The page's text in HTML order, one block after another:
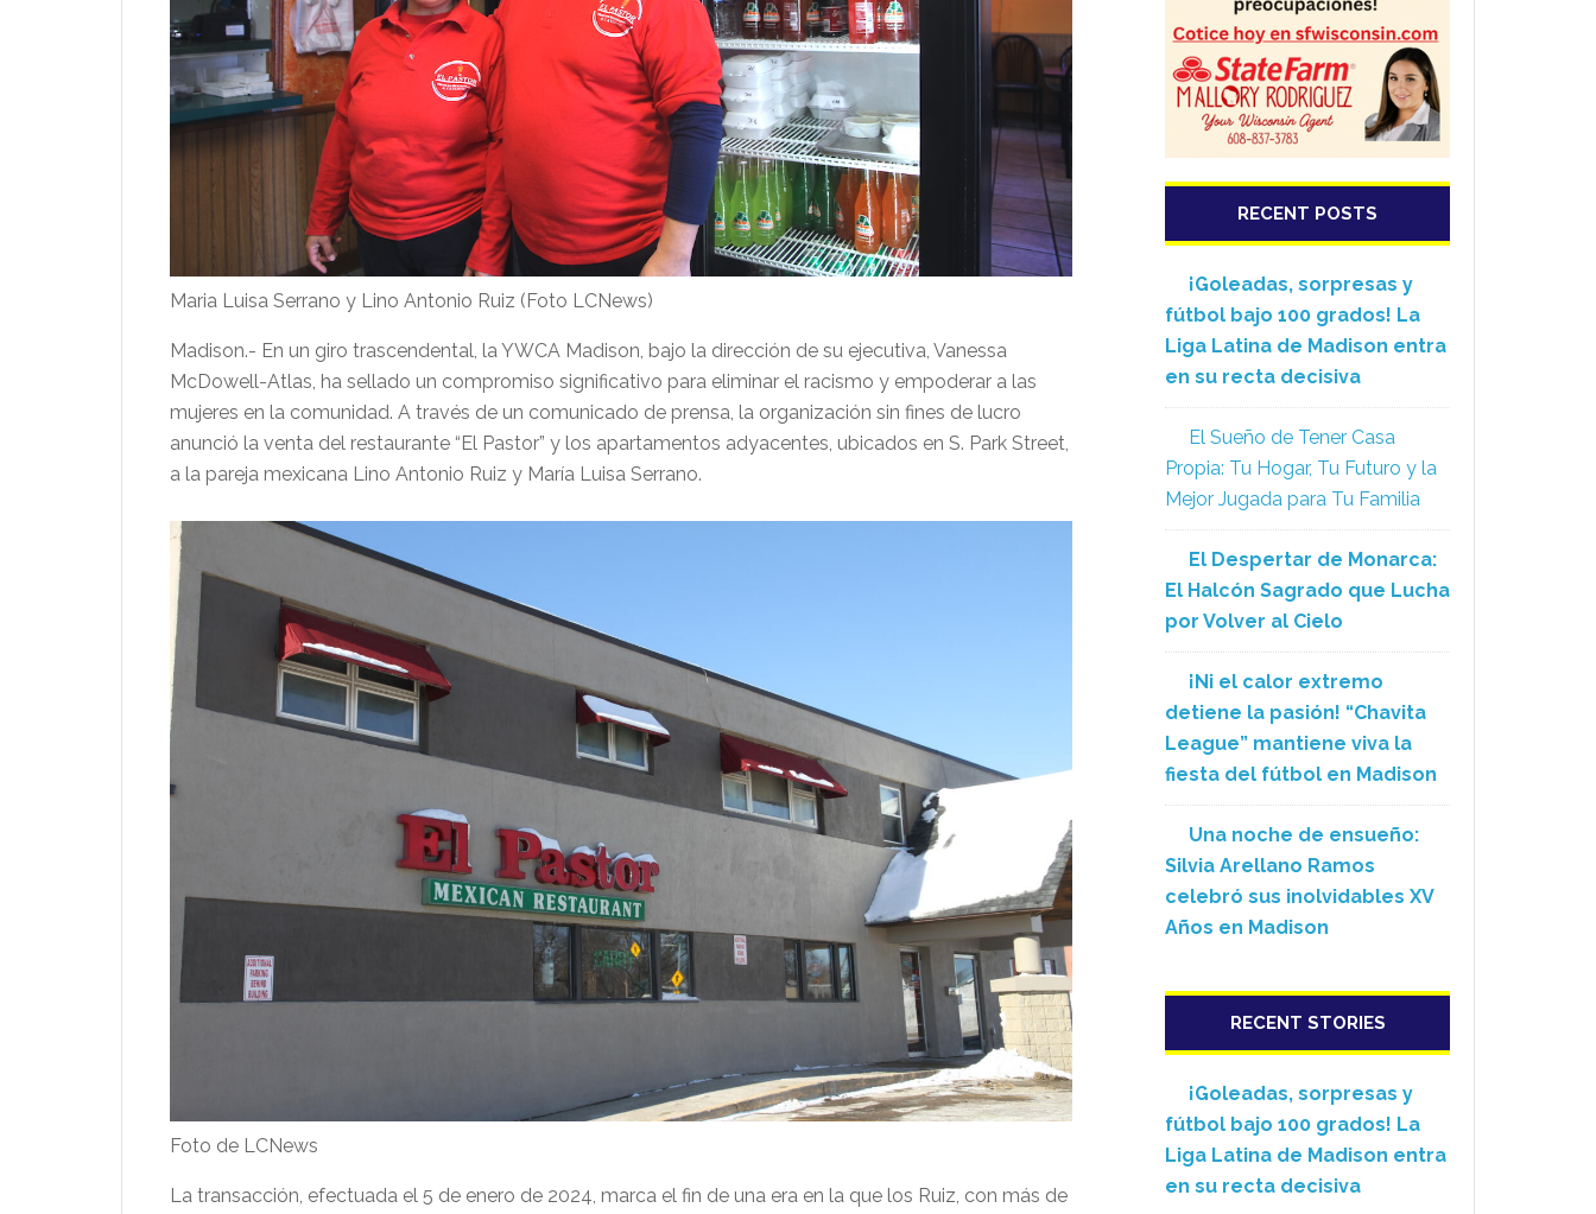
Maria Luisa Serrano y Lino Antonio Ruiz (Foto LCNews)
Madison.- En un giro trascendental, la YWCA Madison, bajo la dirección de su ejecutiva, Vanessa
McDowell-Atlas, ha sellado un compromiso significativo para eliminar el racismo y empoderar a las
mujeres en la comunidad. A través de un comunicado de prensa, la organización sin fines de lucro
anunció la venta del restaurante “El Pastor” y los apartamentos adyacentes, ubicados en S. Park Street,
a la pareja mexicana Lino Antonio Ruiz y María Luisa Serrano.
Foto de LCNews
La transacción, efectuada el 5 de enero de 2024, marca el fin de una era en la que los Ruiz, con más de
RECENT POSTS
¡Goleadas, sorpresas y
fútbol bajo 100 grados! La
Liga Latina de Madison entra
en su recta decisiva
El Sueño de Tener Casa
Propia: Tu Hogar, Tu Futuro y la
Mejor Jugada para Tu Familia
El Despertar de Monarca:
El Halcón Sagrado que Lucha
por Volver al Cielo
¡Ni el calor extremo
detiene la pasión! “Chavita
League” mantiene viva la
fiesta del fútbol en Madison
Una noche de ensueño:
Silvia Arellano Ramos
celebró sus inolvidables XV
Años en Madison
RECENT STORIES
¡Goleadas, sorpresas y
fútbol bajo 100 grados! La
Liga Latina de Madison entra
en su recta decisiva